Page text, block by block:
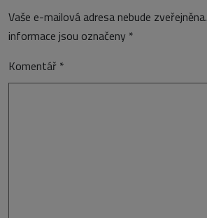
Vaše e-mailová adresa nebude zveřejněna.
informace jsou označeny *
Komentář *